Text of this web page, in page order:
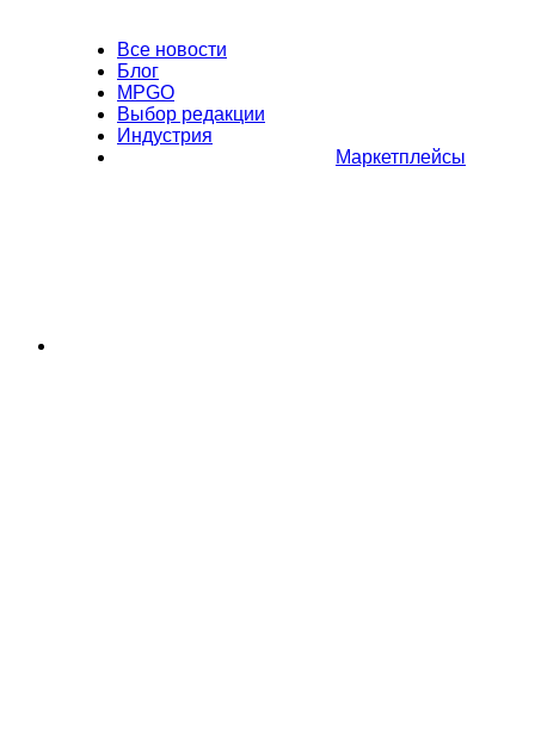
Все новости
Блог
MPGO
Выбор редакции
Индустрия
Маркетплейсы